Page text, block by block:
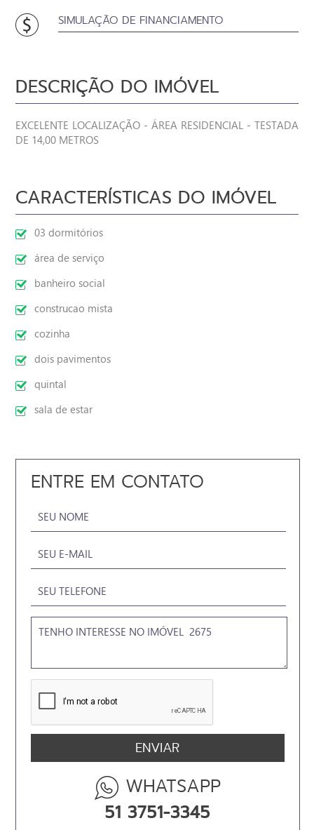
SIMULAÇÃO DE FINANCIAMENTO
DESCRIÇÃO DO IMÓVEL
EXCELENTE LOCALIZAÇÃO - ÁREA RESIDENCIAL - TESTADA
DE 14,00 METROS
CARACTERÍSTICAS DO IMÓVEL
03 dormitórios
área de serviço
banheiro social
construcao mista
cozinha
dois pavimentos
quintal
sala de estar
ENTRE EM CONTATO
WHATSAPP
51 3751-3345